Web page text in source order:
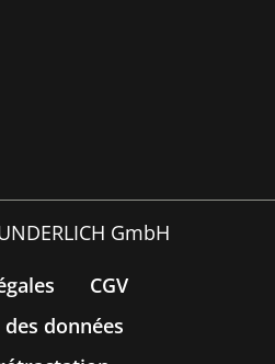
GmbH
CGV
données